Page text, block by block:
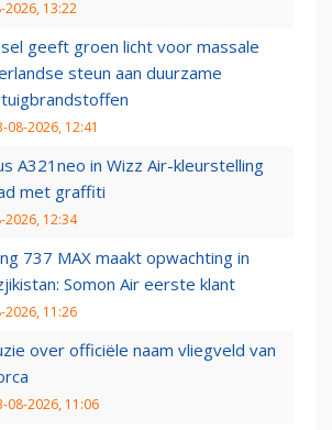
2026, 13:22
geeft groen licht voor massale
steun aan duurzame
08-2026, 12:41
A321neo in Wizz Air-kleurstelling
met graffiti
2026, 12:34
737 MAX maakt opwachting in
Somon Air eerste klant
2026, 11:26
over officiële naam vliegveld van
08-2026, 11:06